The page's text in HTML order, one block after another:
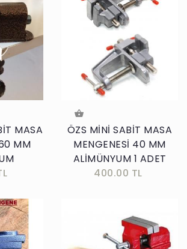
MASA
MM
ÖZS MİNİ SABİT MASA
MENGENESİ 40 MM
ALİMÜNYUM 1 ADET
400.00 TL